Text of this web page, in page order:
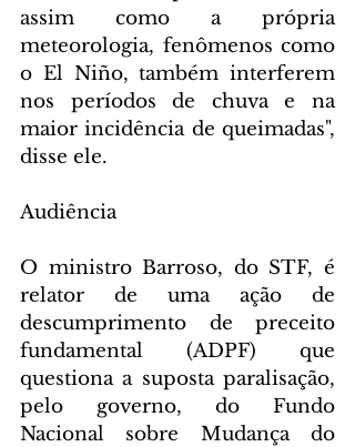
assim como a própria
meteorologia, fenômenos como
o El Niño, também interferem
nos períodos de chuva e na
maior incidência de queimadas",
disse ele.
Audiência
O ministro Barroso, do STF, é
relator de uma ação de
descumprimento de preceito
fundamental (ADPF) que
questiona a suposta paralisação,
pelo governo, do Fundo
Nacional sobre Mudança do